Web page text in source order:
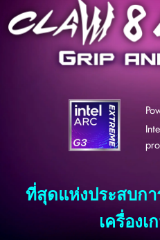
ที่สุดแห่งประสบก
เครื่อง